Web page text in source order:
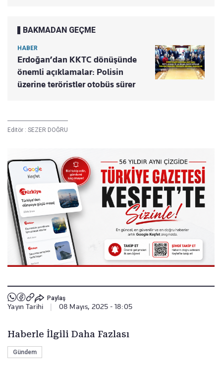
BAKMADAN GEÇME
HABER
Erdoğan’dan KKTC dönüşünde
önemli açıklamalar: Polisin
üzerine teröristler otobüs sürer
Editör : SEZER DOĞRU
Paylaş
Yayın Tarihi 08 Mayıs, 2025 - 18:05
Haberle İlgili Daha Fazlası
Gündem